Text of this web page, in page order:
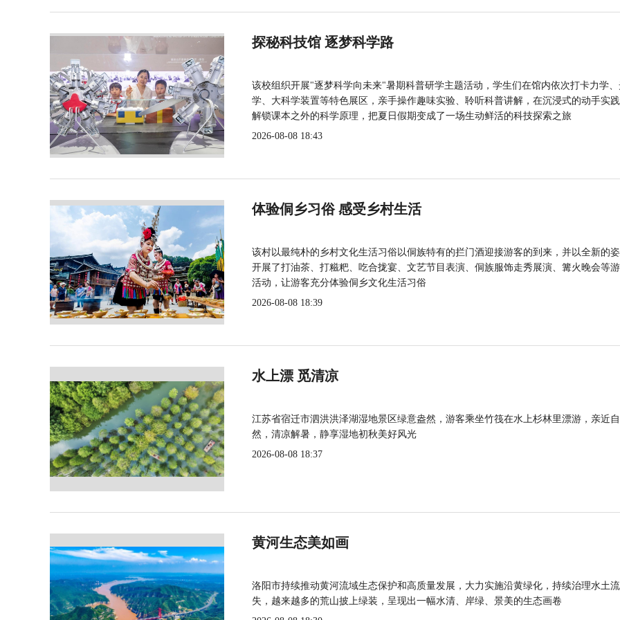
探秘科技馆 逐梦科学路
该校组织开展"逐梦科学向未来"暑期科普研学主题活动，学生们在馆内依次打卡力学
学、大科学装置等特色展区，亲手操作趣味实验、聆听科普讲解，在沉浸式的动手实
解锁课本之外的科学原理，把夏日假期变成了一场生动鲜活的科技探索之旅
2026-08-08 18:43
体验侗乡习俗 感受乡村生活
该村以最纯朴的乡村文化生活习俗以侗族特有的拦门酒迎接游客的到来，并以全新的
开展了打油茶、打糍粑、吃合拢宴、文艺节目表演、侗族服饰走秀展演、篝火晚会等
活动，让游客充分体验侗乡文化生活习俗
2026-08-08 18:39
水上漂 觅清凉
江苏省宿迁市泗洪洪泽湖湿地景区绿意盎然，游客乘坐竹筏在水上杉林里漂游，亲近自
然，清凉解暑，静享湿地初秋美好风光
2026-08-08 18:37
黄河生态美如画
洛阳市持续推动黄河流域生态保护和高质量发展，大力实施沿黄绿化，持续治理水土流
失，越来越多的荒山披上绿装，呈现出一幅水清、岸绿、景美的生态画卷